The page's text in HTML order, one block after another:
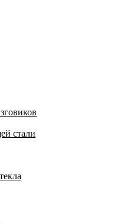
стали